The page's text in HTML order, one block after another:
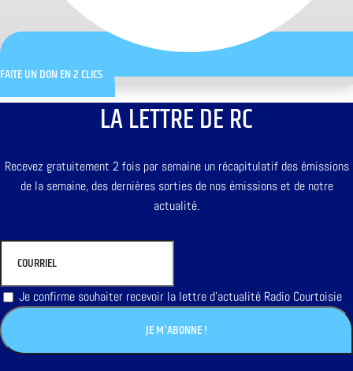
FAITE UN DON EN 2 CLICS
LA LETTRE DE RC
Recevez gratuitement 2 fois par semaine un récapitulatif des émissions
de la semaine, des dernières sorties de nos émissions et de notre
actualité.
Je confirme souhaiter recevoir la lettre d'actualité Radio Courtoisie